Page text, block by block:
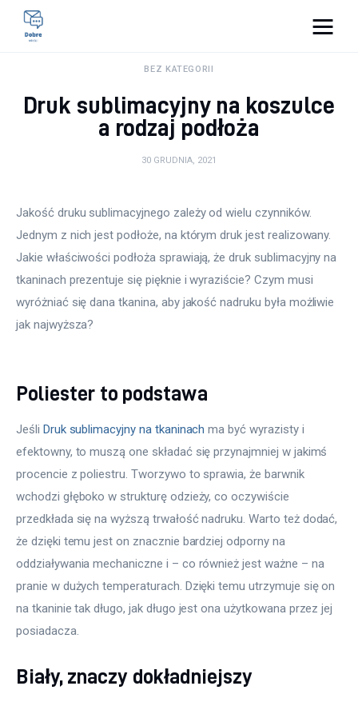
Lifestyle
Uroda
BEZ KATEGORII
Druk sublimacyjny na koszulce
a rodzaj podłoża
30 GRUDNIA, 2021
Jakość druku sublimacyjnego zależy od wielu czynników.
Jednym z nich jest podłoże, na którym druk jest realizowany.
Jakie właściwości podłoża sprawiają, że druk sublimacyjny na
tkaninach prezentuje się pięknie i wyraziście? Czym musi
wyróżniać się dana tkanina, aby jakość nadruku była możliwie
jak najwyższa?
Poliester to podstawa
Jeśli Druk sublimacyjny na tkaninach ma być wyrazisty i
efektowny, to muszą one składać się przynajmniej w jakimś
procencie z poliestru. Tworzywo to sprawia, że barwnik
wchodzi głęboko w strukturę odzieży, co oczywiście
przedkłada się na wyższą trwałość nadruku. Warto też dodać,
że dzięki temu jest on znacznie bardziej odporny na
oddziaływania mechaniczne i – co również jest ważne – na
pranie w dużych temperaturach. Dzięki temu utrzymuje się on
na tkaninie tak długo, jak długo jest ona użytkowana przez jej
posiadacza.
Biały, znaczy dokładniejszy